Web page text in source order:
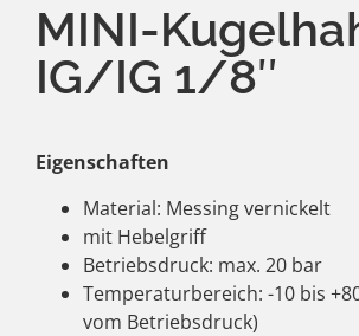
MINI-
IG/IG 1/8″
Eigenschaften
Material: Messing vernickelt
mit Hebelgriff
Betriebsdruck: max. 20 bar
Temperaturbereich: -10 bis
vom Betriebsdruck)